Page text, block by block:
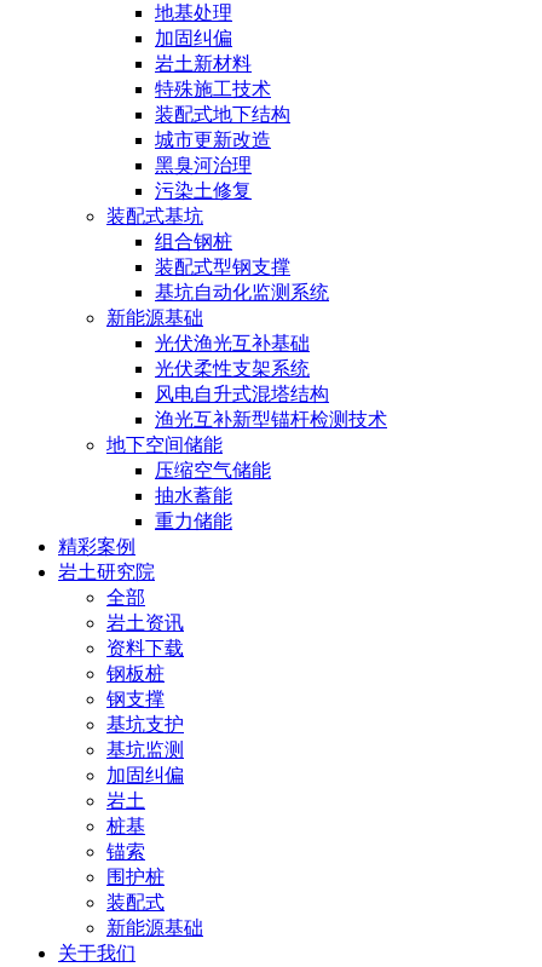
地基处理
加固纠偏
岩土新材料
特殊施工技术
装配式地下结构
城市更新改造
黑臭河治理
污染土修复
装配式基坑
组合钢桩
装配式型钢支撑
基坑自动化监测系统
新能源基础
光伏渔光互补基础
光伏柔性支架系统
风电自升式混塔结构
渔光互补新型锚杆检测技术
地下空间储能
压缩空气储能
抽水蓄能
重力储能
精彩案例
岩土研究院
全部
岩土资讯
资料下载
钢板桩
钢支撑
基坑支护
基坑监测
加固纠偏
岩土
桩基
锚索
围护桩
装配式
新能源基础
关于我们